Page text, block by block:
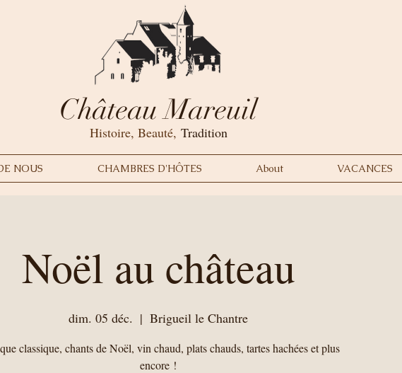
Château Mareuil
Histoire, Beauté, Tradition
NOUS CHAMBRES D'HÔTES About VACANCES
Noël au château
dim. 05 déc.
  |
Brigueil le Chantre
classique, chants de Noël, vin chaud, plats chauds, tartes hachées et plus
encore !